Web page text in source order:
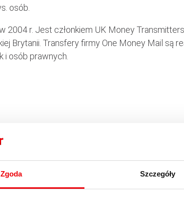
Zgoda Szczegóły
osób.
2004 r. Jest członkiem UK Money
Brytanii. Transfery firmy One Money Mail są
i osób prawnych.